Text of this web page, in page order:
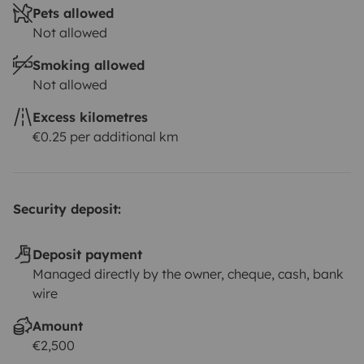
découvrir de magnifiques coins (Pyrénées, Lot,
demande, nous nous ferons un plaisir de vous aider à
concocter vos meilleures vacances !
Pets allowed
Not allowed
Smoking allowed
Not allowed
Excess kilometres
€0.25 per additional km
Security deposit:
Deposit payment
Managed directly by the owner, cheque, cash, bank
wire
Amount
€2,500